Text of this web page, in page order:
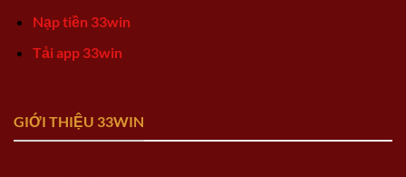
Nạp tiền 33win
Tải app 33win
GIỚI THIỆU 33WIN